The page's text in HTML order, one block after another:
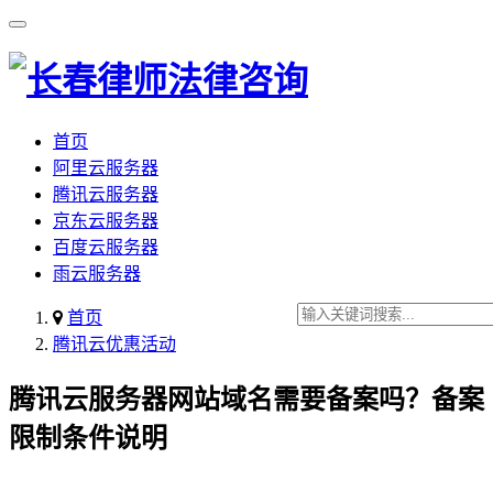
首页
阿里云服务器
腾讯云服务器
京东云服务器
百度云服务器
雨云服务器
首页
腾讯云优惠活动
腾讯云服务器网站域名需要备案吗？备案
限制条件说明